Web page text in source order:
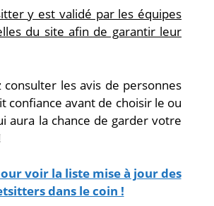
y est validé par les équipes
du site afin de garantir leur
consulter les avis de personnes
confiance avant de choisir le ou
aura la chance de garder votre
voir la liste mise à jour des
dans le coin !